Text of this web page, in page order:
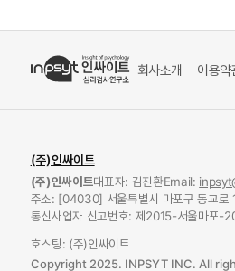
회사소개 이용약
(주)인싸이트
(주)인싸이트대표자: 김진환Email:
주소: [04030] 서울특별시 마포구 동교로
통신사업자 신고번호: 제2015-서울마포-
호스팅: (주)인싸이트
Copyright 2025. INPSYT INC. All